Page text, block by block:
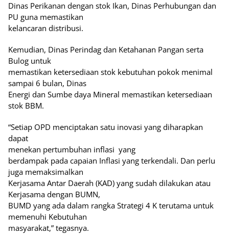
Dinas Perikanan dengan stok Ikan, Dinas Perhubungan dan
PU guna memastikan
kelancaran distribusi.
Kemudian, Dinas Perindag dan Ketahanan Pangan serta
Bulog untuk
memastikan ketersediaan stok kebutuhan pokok menimal
sampai 6 bulan, Dinas
Energi dan Sumbe daya Mineral memastikan ketersediaan
stok BBM.
“Setiap OPD menciptakan satu inovasi yang diharapkan
dapat
menekan pertumbuhan inflasi yang
berdampak pada capaian Inflasi yang terkendali. Dan perlu
juga memaksimalkan
Kerjasama Antar Daerah (KAD) yang sudah dilakukan atau
Kerjasama dengan BUMN,
BUMD yang ada dalam rangka Strategi 4 K terutama untuk
memenuhi Kebutuhan
masyarakat,” tegasnya.